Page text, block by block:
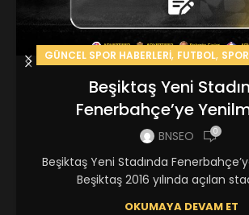
GÜNCEL SPOR HABERLERİ, FUTBOL,
Beşiktaş Yeni
Fenerbahçe’ye
BNSEO 0
Beşiktaş Yeni Stadında
Beşiktaş 2016 yılında açılan
OKUMAYA DEVAM ET